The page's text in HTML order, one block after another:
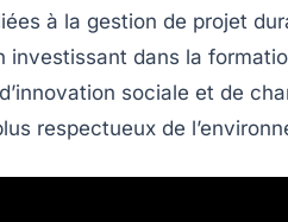
à la gestion de projet
investissant dans la
innovation sociale et de
respectueux de